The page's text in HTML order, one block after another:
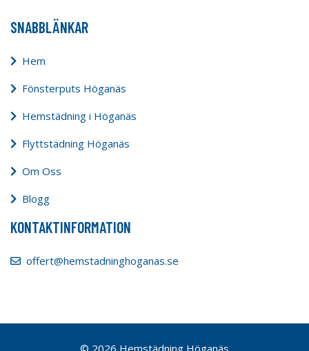
SNABBLÄNKAR
Hem
Fönsterputs Höganäs
Hemstädning i Höganäs
Flyttstädning Höganäs
Om Oss
Blogg
KONTAKTINFORMATION
offert@hemstadninghoganas.se
© 2026 Hemstädning Höganäs